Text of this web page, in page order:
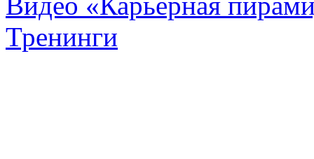
Тренинги